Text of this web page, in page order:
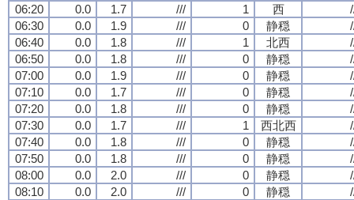
06:20
0.0 1.7 /// 1 西
06:30
0.0 1.9 /// 0 静穏
06:40
0.0 1.8 /// 1 北西
06:50
0.0 1.8 /// 0 静穏
07:00
0.0 1.9 /// 0 静穏
07:10
0.0 1.7 /// 0 静穏
07:20
0.0 1.8 /// 0 静穏
07:30
0.0 1.7 /// 1 西北西
07:40
0.0 1.8 /// 0 静穏
07:50
0.0 1.8 /// 0 静穏
08:00
0.0 2.0 /// 0 静穏
08:10
0.0 2.0 /// 0 静穏